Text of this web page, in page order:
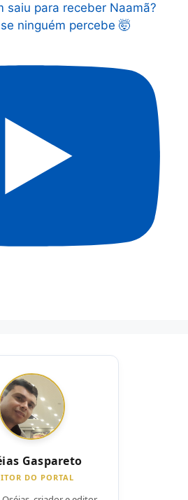
saiu para receber Naamã?
ninguém percebe 🤯
Gaspareto
DO PORTAL